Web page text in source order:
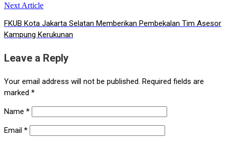
Next Article
FKUB Kota Jakarta Selatan Memberikan Pembekalan Tim Asesor
Kampung Kerukunan
Leave a Reply
Your email address will not be published. Required fields are
marked *
Name *
Email *